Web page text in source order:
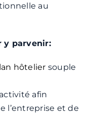
au
y parvenir:
hôtelier souple
afin
l’entreprise et de